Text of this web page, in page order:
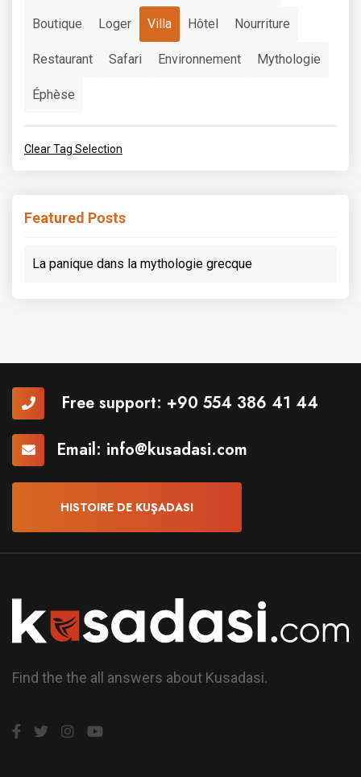
Boutique Loger Villa Hôtel Nourriture
Restaurant Safari Environnement Mythologie
Éphèse
Clear Tag Selection
Featured Posts
La panique dans la mythologie grecque
Free support: +90 554 386 41 44
Email: info@kusadasi.com
HISTOIRE DE KUŞADASI
Find the the all answers about Kusadasi.